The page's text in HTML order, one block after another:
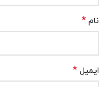
نام *
ایمیل *